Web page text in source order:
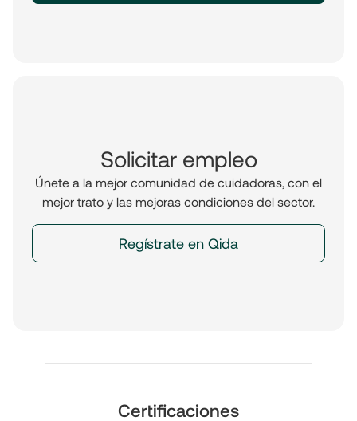
Solicitar empleo
Únete a la mejor comunidad de cuidadoras, con el
mejor trato y las mejoras condiciones del sector.
Regístrate en Qida
Certificaciones